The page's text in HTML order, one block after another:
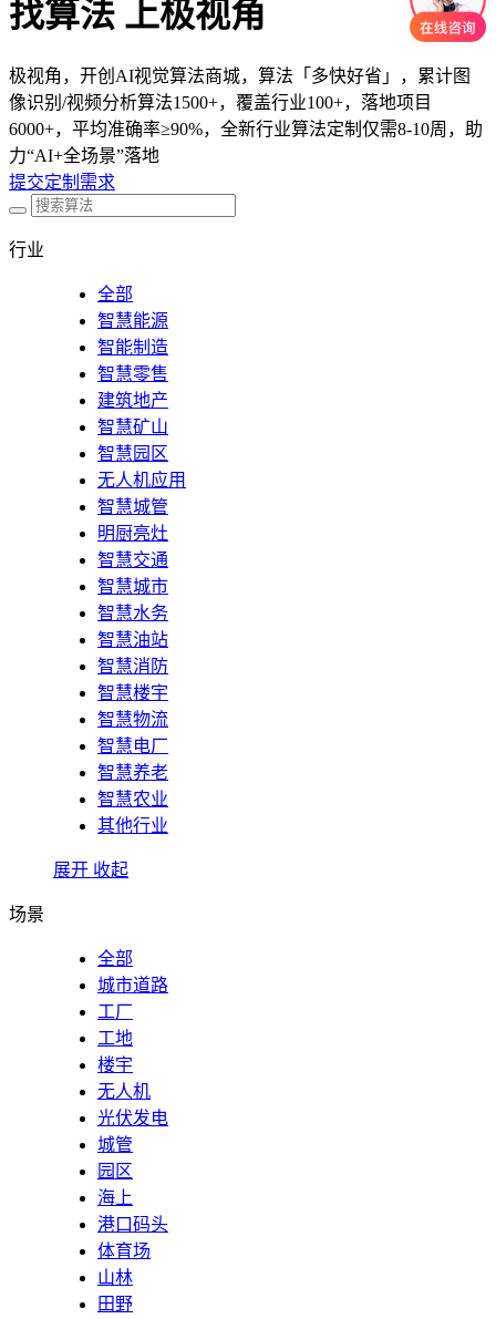
找算法 上极视角
极视角，开创AI视觉算法商城，算法「多快好省」，累计图
像识别/视频分析算法1500+，覆盖行业100+，落地项目
6000+，平均准确率≥90%，全新行业算法定制仅需8-10周，助
力“AI+全场景”落地
提交定制需求
行业
全部
智慧能源
智能制造
智慧零售
建筑地产
智慧矿山
智慧园区
无人机应用
智慧城管
明厨亮灶
智慧交通
智慧城市
智慧水务
智慧油站
智慧消防
智慧楼宇
智慧物流
智慧电厂
智慧养老
智慧农业
其他行业
展开 收起
场景
全部
城市道路
工厂
工地
楼宇
无人机
光伏发电
城管
园区
海上
港口码头
体育场
山林
田野